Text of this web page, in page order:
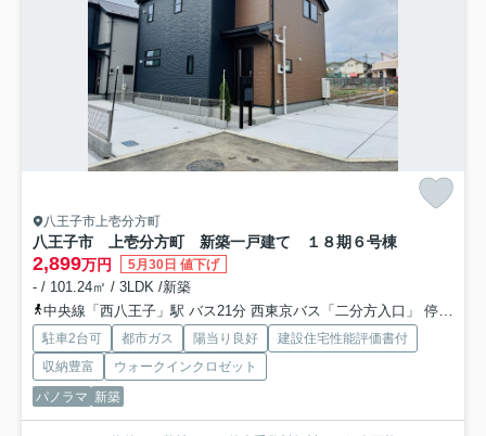
八王子市上壱分方町
八王子市 上壱分方町 新築一戸建て １８期 ６号棟
2,899万円 5月30日 値下げ
- / 101.24㎡ / 3LDK /新築
中央線「西八王子」駅 バス21分 西東京バス「二分方入口」 停歩6分
駐車2台可 都市ガス 陽当り良好
建設住宅性能評価書付
収納豊富
ウォークインクロゼット
パノラマ 新築